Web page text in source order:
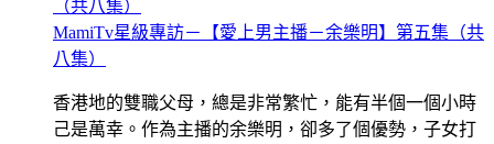
MamiTv星級專訪－【愛上男主播－余樂明】第五集（共
八集）
香港地的雙職父母，總是非常繁忙，能有半個一個小時
己是萬幸。作為主播的余樂明，卻多了個優勢，子女打